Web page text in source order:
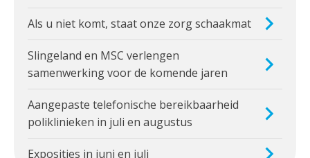
Als u niet komt, staat onze zorg schaakmat
Slingeland en MSC verlengen
samenwerking voor de komende jaren
Aangepaste telefonische bereikbaarheid
poliklinieken in juli en augustus
Exposities in juni en juli